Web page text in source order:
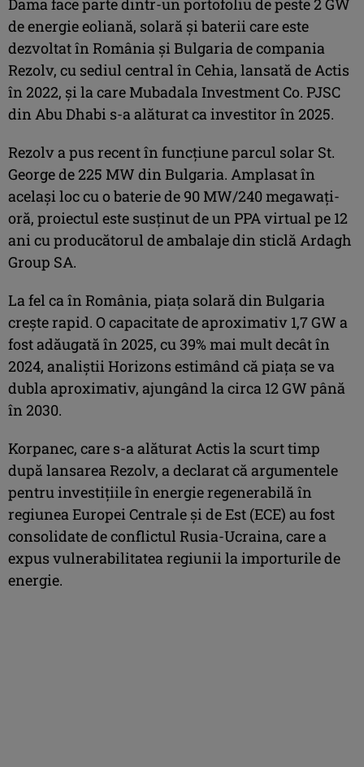
Dama face parte dintr-un portofoliu de peste 2 GW
de energie eoliană, solară și baterii care este
dezvoltat în România și Bulgaria de compania
Rezolv, cu sediul central în Cehia, lansată de Actis
în 2022, și la care Mubadala Investment Co. PJSC
din Abu Dhabi s-a alăturat ca investitor în 2025.
Rezolv a pus recent în funcțiune parcul solar St.
George de 225 MW din Bulgaria. Amplasat în
același loc cu o baterie de 90 MW/240 megawați-
oră, proiectul este susținut de un PPA virtual pe 12
ani cu producătorul de ambalaje din sticlă Ardagh
Group SA.
La fel ca în România, piața solară din Bulgaria
crește rapid. O capacitate de aproximativ 1,7 GW a
fost adăugată în 2025, cu 39% mai mult decât în
2024, analiștii Horizons estimând că piața se va
dubla aproximativ, ajungând la circa 12 GW până
în 2030.
Korpanec, care s-a alăturat Actis la scurt timp
după lansarea Rezolv, a declarat că argumentele
pentru investițiile în energie regenerabilă în
regiunea Europei Centrale și de Est (ECE) au fost
consolidate de conflictul Rusia-Ucraina, care a
expus vulnerabilitatea regiunii la importurile de
energie.